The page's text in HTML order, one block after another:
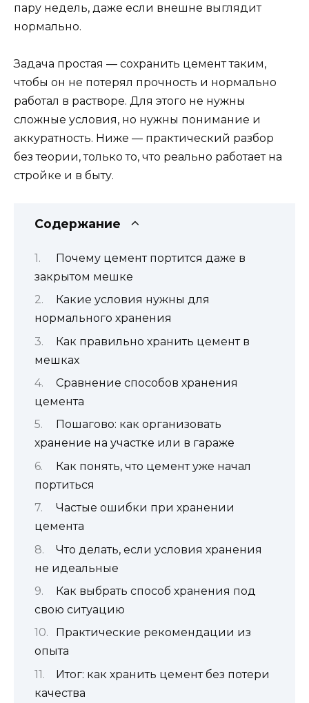
пару недель, даже если внешне выглядит
нормально.
Задача простая — сохранить цемент таким,
чтобы он не потерял прочность и нормально
работал в растворе. Для этого не нужны
сложные условия, но нужны понимание и
аккуратность. Ниже — практический разбор
без теории, только то, что реально работает на
стройке и в быту.
Содержание
Почему цемент портится даже в
закрытом мешке
Какие условия нужны для
нормального хранения
Как правильно хранить цемент в
мешках
Сравнение способов хранения
цемента
Пошагово: как организовать
хранение на участке или в гараже
Как понять, что цемент уже начал
портиться
Частые ошибки при хранении
цемента
Что делать, если условия хранения
не идеальные
Как выбрать способ хранения под
свою ситуацию
Практические рекомендации из
опыта
Итог: как хранить цемент без потери
качества